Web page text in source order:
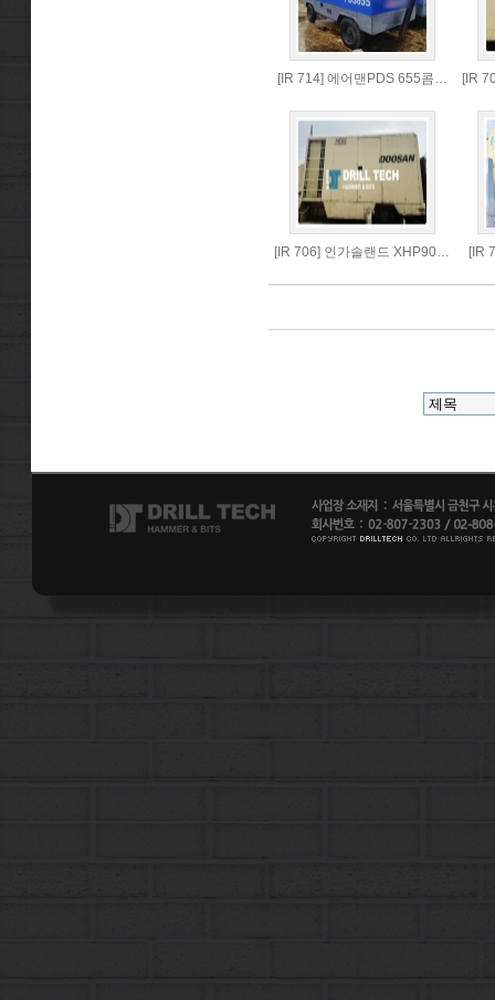
[IR 714] 에어맨PDS 655콤… [IR
[IR 706] 인가솔랜드 XHP90… [IR